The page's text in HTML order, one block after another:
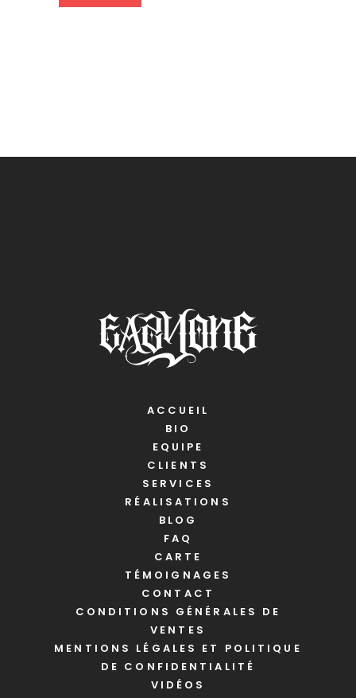
ACCUEIL
BIO
EQUIPE
CLIENTS
SERVICES
RÉALISATIONS
BLOG
FAQ
CARTE
TÉMOIGNAGES
CONTACT
CONDITIONS GÉNÉRALES DE
VENTES
MENTIONS LÉGALES ET POLITIQUE
DE CONFIDENTIALITÉ
VIDÉOS